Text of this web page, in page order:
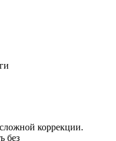
коррекции.
без